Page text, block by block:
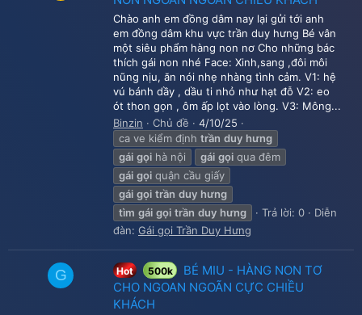
Chào anh em đồng dâm nay lại gửi tới anh
em đồng dâm khu vực trần duy hưng Bé vân
một siêu phẩm hàng non nơ Cho những bác
thích gái non nhé Face: Xinh,sang ,đôi môi
nũng nịu, ăn nói nhẹ nhàng tình cảm. V1: hệ
vú bánh dầy , dầu ti nhỏ như hạt đỗ V2: eo
ót thon gọn , ôm ấp lọt vào lòng. V3: Mông...
Binzin
Chủ đề
4/10/25
ca ve kiểm định trần duy hưng
gái gọi hà nội gái gọi qua đêm
gái gọi quận cầu giấy
gái gọi trần duy hưng
tìm gái gọi trần duy hưng Trả lời: 0
Diễn
đàn: Gái gọi Trần Duy Hưng
G Hot 500k
BÉ MIU - HÀNG NON TƠ
CHO NGOAN NGOÃN CỰC CHIỀU
KHÁCH